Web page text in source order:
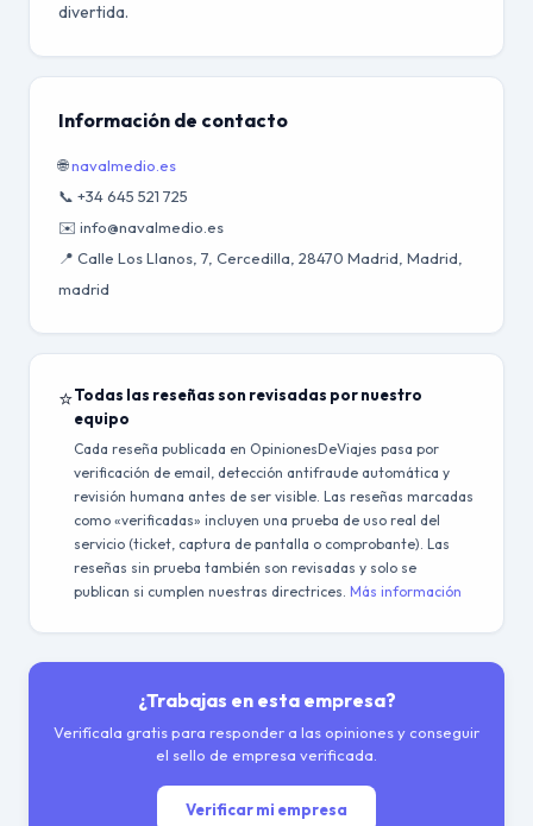
divertida.
Información de contacto
🌐navalmedio.es
📞 +34 645 521 725
✉️ info@navalmedio.es
📍 Calle Los Llanos, 7, Cercedilla, 28470 Madrid, Madrid,
madrid
⭐Todas las reseñas son revisadas por nuestro
equipo
Cada reseña publicada en OpinionesDeViajes pasa por
verificación de email, detección antifraude automática y
revisión humana antes de ser visible. Las reseñas marcadas
como «verificadas» incluyen una prueba de uso real del
servicio (ticket, captura de pantalla o comprobante). Las
reseñas sin prueba también son revisadas y solo se
publican si cumplen nuestras directrices. Más información
¿Trabajas en esta empresa?
Verifícala gratis para responder a las opiniones y conseguir
el sello de empresa verificada.
Verificar mi empresa